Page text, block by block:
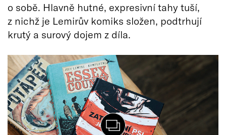
o sobě. Hlavně hutné, expresivní tahy tuší,
z nichž je Lemirův komiks složen, podtrhují
krutý a surový dojem z díla.